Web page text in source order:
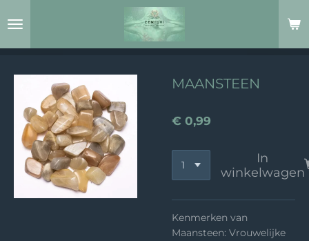
direct
hoofdinhoud
MAANSTEEN
€ 0,99
In
winkelwagen
Kenmerken van
Maansteen: Vrouwelijke